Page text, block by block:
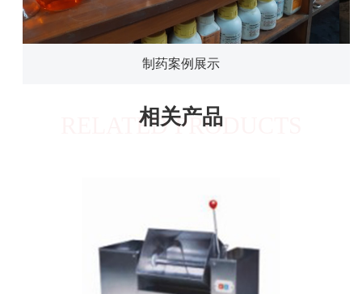
制药案例展示
相关产品
RELATED PRODUCTS